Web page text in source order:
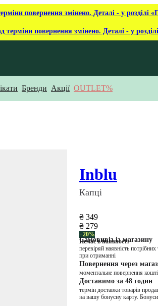
повернення змінено. Деталі - у розділі
терміни повернення змінено. Деталі - у
Бренди Акції OUTLET%
Inblu
Капці
₴ 349
₴ 279
−20%
Немає в наявності
Самовивіз із магазину
перевіряй наявність
при отриманні
Повернення через
моментальне повернення
Доставимо за 48 годин
термін доставки товарів
на вашу бонусну карту.